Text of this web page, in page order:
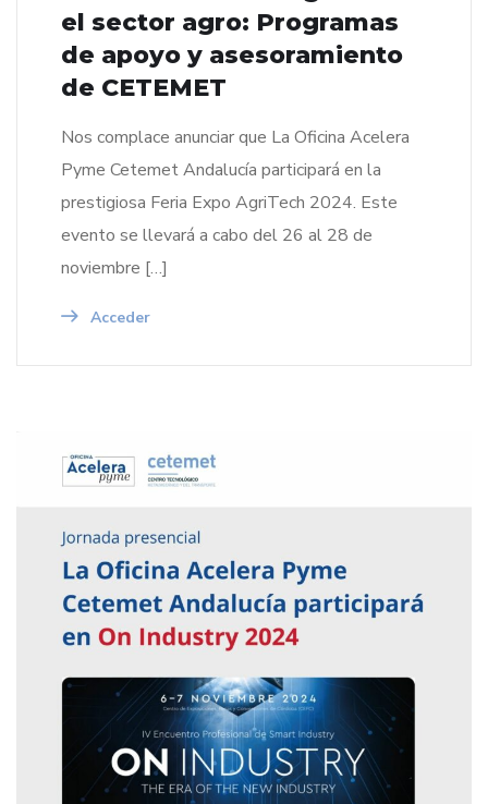
el sector agro: Programas
de apoyo y asesoramiento
de CETEMET
Nos complace anunciar que La Oficina Acelera
Pyme Cetemet Andalucía participará en la
prestigiosa Feria Expo AgriTech 2024. Este
evento se llevará a cabo del 26 al 28 de
noviembre […]
Acceder